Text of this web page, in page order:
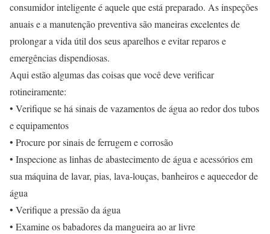
consumidor inteligente é aquele que está preparado. As inspeções
anuais e a manutenção preventiva são maneiras excelentes de
prolongar a vida útil dos seus aparelhos e evitar reparos e
emergências dispendiosas.
Aqui estão algumas das coisas que você deve verificar
rotineiramente:
• Verifique se há sinais de vazamentos de água ao redor dos tubos
e equipamentos
• Procure por sinais de ferrugem e corrosão
• Inspecione as linhas de abastecimento de água e acessórios em
sua máquina de lavar, pias, lava-louças, banheiros e aquecedor de
água
• Verifique a pressão da água
• Examine os babadores da mangueira ao ar livre